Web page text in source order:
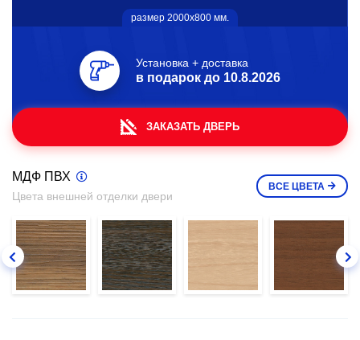
размер 2000х800 мм.
Установка + доставка
в подарок до 10.8.2026
ЗАКАЗАТЬ ДВЕРЬ
МДФ ПВХ
Цвета внешней отделки двери
ВСЕ ЦВЕТА